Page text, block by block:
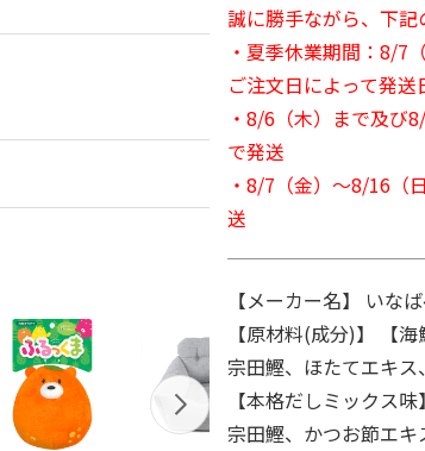
誠に勝手ながら、下記
・夏季休業期間：8/7
ご注文日によって発送
・8/6（木）まで及び
で発送
・8/7（金）～8/16（
送
【メーカー名】 いな
【原材料(成分)】 【海
宗田鰹、ほたてエキ
【本格だしミックス味】
宗田鰹、かつお節エ